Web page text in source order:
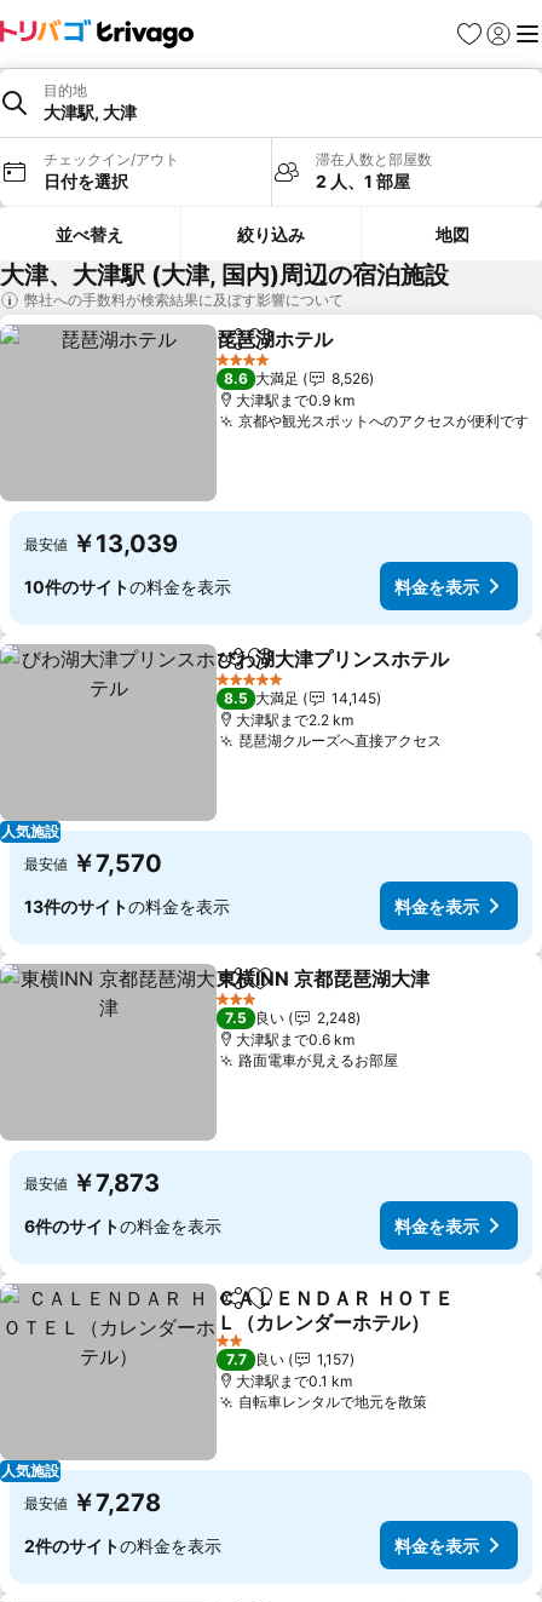
お気に入り
ログイ
メ
目的地
大津駅, 大津
チェックイン/アウト
日付を選択
滞在人数と部屋数
2 人、1 部屋
並べ替え 絞り込み 地図
大津、大津駅 (大津, 国内)周辺の宿泊施設
弊社への手数料が検索結果に及ぼす影響について
シェアお気に入りに追加
琵琶湖ホテル
4 ホテルのランク
8.6 大満足
8,526
大津駅まで0.9 km
京都や観光スポットへのアクセスが便利です
最安値 ￥13,039
10件のサイトの料金を表示 料金を表示
人気施設
シェアお気に入りに追加
びわ湖大津プリンスホテル
5 ホテルのランク
8.5 大満足
14,145
大津駅まで2.2 km
琵琶湖クルーズへ直接アクセス
最安値 ￥7,570
13件のサイトの料金を表示 料金を表示
シェアお気に入りに追加
東横INN 京都琵琶湖大津
3 ホテルのランク
7.5 良い
2,248
大津駅まで0.6 km
路面電車が見えるお部屋
最安値 ￥7,873
6件のサイトの料金を表示 料金を表示
人気施設
シェアお気に入りに追加
ＣＡＬＥＮＤＡＲ ＨＯＴＥ
Ｌ（カレンダーホテル）
2 ホテルのランク
7.7 良い
1,157
大津駅まで0.1 km
自転車レンタルで地元を散策
最安値 ￥7,278
2件のサイトの料金を表示 料金を表示